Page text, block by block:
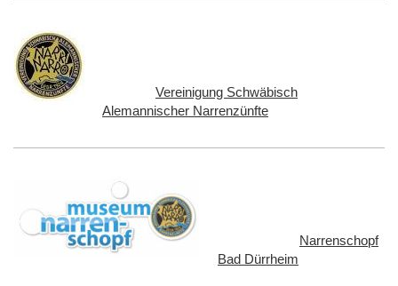
Vereinigung Schwäbisch
Alemannischer Narrenzünfte
Narrenschopf
Bad Dürrheim